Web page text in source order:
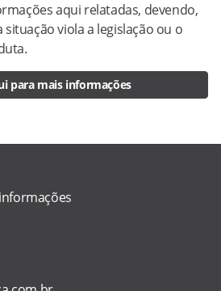
aqui relatadas, devendo,
viola a legislação ou o
para mais informações